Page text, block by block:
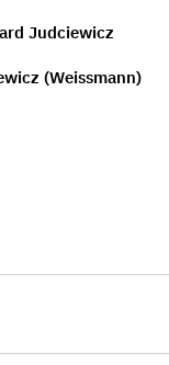
Judciewicz
(Weissmann)